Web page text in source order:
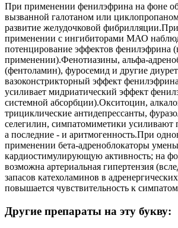
При применении фенилэфрина на фоне
вызванной галотаном или
развитие желудочковой
применении с ингибиторами МАО
потенцирование эффектов фенилэфрина
применении).Фенотиазины, альфа-
(фентоламин), фуросемид и другие
вазоконстрикторный эффект
усиливает мидриатический эффект
системной абсорбции).Окситоцин,
трициклические антидепрессанты,
селегилин, симпатомиметики усиливают
а последние - и аритмогенность.При
применении бета-адреноблокаторы
кардиостимулирующую активность; на
возможна артериальная гипертензия
запасов катехоламинов в
повышается чувствительность к
Другие препараты на эту букву: